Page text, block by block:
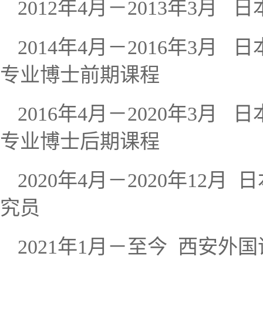
2012年4月－2013年3月
日
2014年4月－2016年3月
日
专业博士前期课程
2016年4月－2020年3月
日
专业博士后期课程
2020年4月－2020年12月
究员
2021年1 月－至今 西安外